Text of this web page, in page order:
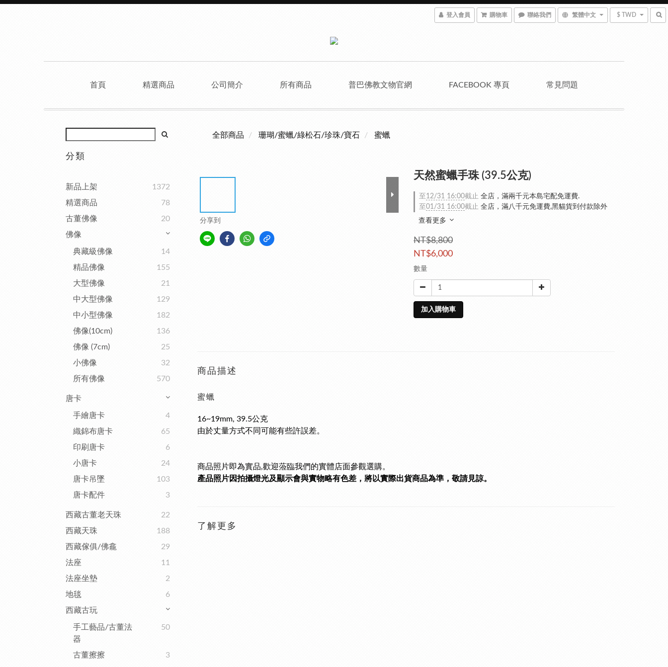
登入會員 購物車 聯絡我們 繁體中文 $ TWD
首頁 精選商品 公司簡介 所有商品 普巴佛教文物官網 FACEBOOK 專頁 常見問題
分類
新品上架
1372
精選商品
78
古董佛像
20
佛像
典藏級佛像
14
精品佛像
155
大型佛像
21
中大型佛像
129
中小型佛像
182
佛像(10cm)
136
佛像 (7cm)
25
小佛像
32
所有佛像
570
唐卡
手繪唐卡
4
織錦布唐卡
65
印刷唐卡
6
小唐卡
24
唐卡吊墜
103
唐卡配件
3
西藏古董老天珠
22
西藏天珠
188
西藏傢俱/佛龕
29
法座
11
法座坐墊
2
地毯
6
西藏古玩
手工藝品/古董法
器
50
古董擦擦 3
全部商品 珊瑚/蜜蠟/綠松石/珍珠/寶石 蜜蠟
分享到
天然蜜蠟手珠 (39.5公克)
至 12/31 16:00截止 全店，滿兩千元本島宅配免運費.
至01/31 16:00截止 全店，滿八千元免運費,黑貓貨到付款除外
查看更多
NT$8,800
NT$6,000
數量
加入購物車
商品描述
蜜蠟
16~19mm, 39.5公克
由於丈量方式不同可能有些許誤差。
商品照片即為實品,歡迎蒞臨我們的實體店面參觀選購。
產品照片因拍攝燈光及顯示會與實物略有色差，將以實際出貨商品為準，敬請見諒。
了解更多